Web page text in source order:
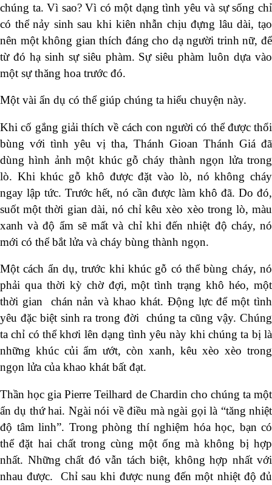
chúng ta. Vì sao? Vì có một dạng tình yêu và sự sống chỉ
có thể nảy sinh sau khi kiên nhẫn chịu đựng lâu dài, tạo
nên một không gian thích đáng cho dạ người trinh nữ, để
từ đó hạ sinh sự siêu phàm. Sự siêu phàm luôn dựa vào
một sự thăng hoa trước đó.
Một vài ẩn dụ có thể giúp chúng ta hiểu chuyện này.
Khi cố gắng giải thích về cách con người có thể được thổi
bùng với tình yêu vị tha, Thánh Gioan Thánh Giá đã
dùng hình ảnh một khúc gỗ cháy thành ngọn lửa trong
lò. Khi khúc gỗ khô được đặt vào lò, nó không cháy
ngay lập tức. Trước hết, nó cần được làm khô đã. Do đó,
suốt một thời gian dài, nó chỉ kêu xèo xèo trong lò, màu
xanh và độ ẩm sẽ mất và chỉ khi đến nhiệt độ cháy, nó
mới có thể bắt lửa và cháy bùng thành ngọn.
Một cách ẩn dụ, trước khi khúc gỗ có thể bùng cháy, nó
phải qua thời kỳ chờ đợi, một tình trạng khô héo, một
thời gian chán nản và khao khát. Động lực để một tình
yêu đặc biệt sinh ra trong đời chúng ta cũng vậy. Chúng
ta chỉ có thể khơi lên dạng tình yêu này khi chúng ta bị là
những khúc củi ẩm ướt, còn xanh, kêu xèo xèo trong
ngọn lửa của khao khát bất đạt.
Thần học gia Pierre Teilhard de Chardin cho chúng ta một
ẩn dụ thứ hai. Ngài nói về điều mà ngài gọi là “tăng nhiệt
độ tâm linh”. Trong phòng thí nghiệm hóa học, bạn có
thể đặt hai chất trong cùng một ống mà không bị hợp
nhất. Những chất đó vẫn tách biệt, không hợp nhất với
nhau được. Chỉ sau khi được nung đến một nhiệt độ đủ